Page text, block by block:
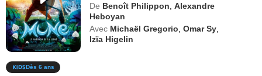
De Benoît Philippon ,Alexandre
Heboyan
Avec Michaël Gregorio ,Omar Sy
Izïa Higelin
Dès 6 ans